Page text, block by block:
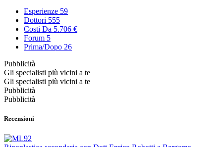
Esperienze 59
Dottori 555
Costi Da 5.706 €
Forum 5
Prima/Dopo 26
Pubblicità
Gli specialisti più vicini a te
Gli specialisti più vicini a te
Pubblicità
Pubblicità
Recensioni